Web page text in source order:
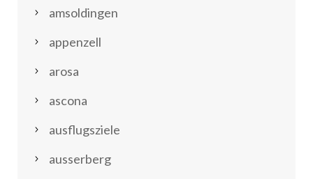
amsoldingen
appenzell
arosa
ascona
ausflugsziele
ausserberg